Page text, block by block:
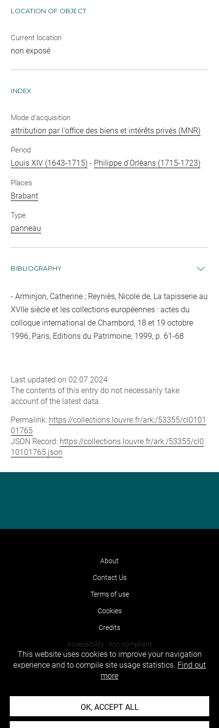
LOCATION OF OBJECT
Current location
non exposé
INDEX
Mode d'acquisition
attribution par l'office des biens et intérêts privés (MNR)
Period
Louis XIV (1643-1715) - Philippe d'Orléans (1715-1723)
Places
Brabant
Type
panneau
BIBLIOGRAPHY
Arminjon, Catherine ; Reyniès, Nicole de, La tapisserie au
XVIIe siècle et les collections européennes : actes du
colloque international de Chambord, 18 et 19 octobre
1996, Paris, Editions du Patrimoine, 1999, p. 61-68
Last updated on 02.07.2024
The contents of this entry do not necessarily take
account of the latest data.
Permalink: https://collections.louvre.fr/ark:/53355/cl0101
01765
JSON Record: https://collections.louvre.fr/ark:/53355/cl0
10101765.json
About
Contact Us
Terms of use
Cookies
Credits
Accessibility : non compliant
This website uses cookies to improve your navigation
experience and to compile site usage statistics. Find out
more
OK, ACCEPT ALL